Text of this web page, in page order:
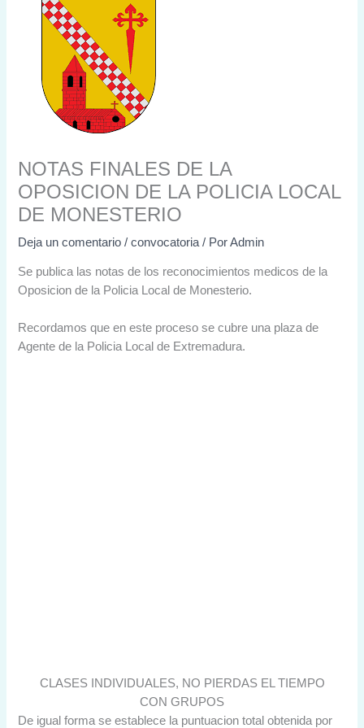
NOTAS FINALES DE LA
OPOSICION DE LA POLICIA LOCAL
DE MONESTERIO
Deja un comentario /convocatoria / PorAdmin
Se publica las notas de los reconocimientos medicos de la
Oposicion de la Policia Local de Monesterio.
Recordamos que en este proceso se cubre una plaza de
Agente de la Policia Local de Extremadura.
CLASES INDIVIDUALES, NO PIERDAS EL TIEMPO
CON GRUPOS
De igual forma se establece la puntuacion total obtenida por